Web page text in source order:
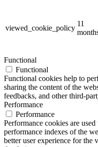
viewed_cookie_policy
11
Functional
Functional
Functional cookies help to
sharing the content of the
feedbacks, and other third-
Performance
Performance
Performance cookies are
performance indexes of the
better user experience for the